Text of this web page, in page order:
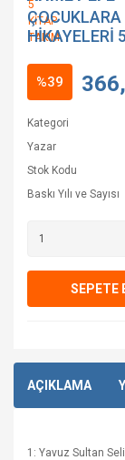
HİKAYELERİ
%39
Kategori
Yazar
Stok Kodu
Baskı Yılı ve Sayısı
SEPETE
AÇIKLAMA
1: Yavuz Sultan